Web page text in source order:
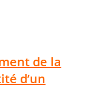
de la
d’un